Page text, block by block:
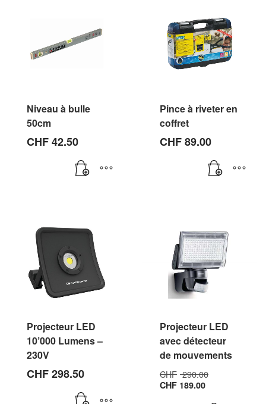
Niveau à bulle
50cm
CHF42.50
Pince à riveter en
coffret
CHF89.00
Projecteur LED
10’000 Lumens –
230V
CHF298.50
Projecteur LED
avec détecteur
de mouvements
CHF 290.00
CHF 189.00Le